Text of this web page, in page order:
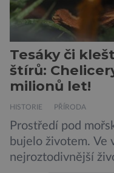
Tesáky či
štírů:
milionů let!
HISTORIE PŘÍRODA
Prostředí pod
bujelo životem. Ve
nejroztodivnější